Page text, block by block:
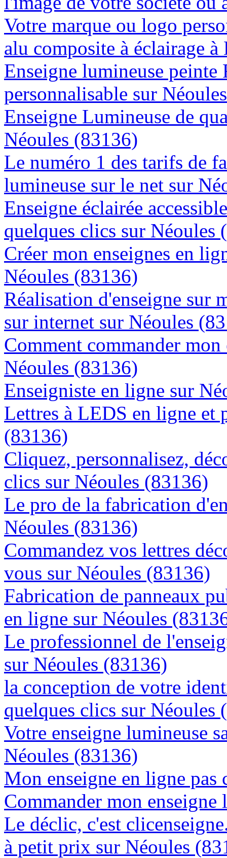
Votre marque ou logo
alu composite à éclairage
Enseigne lumineuse
personnalisable sur
Enseigne Lumineuse de
Néoules (83136)
Le numéro 1 des tarifs de
lumineuse sur le net sur
Enseigne éclairée
quelques clics sur Néoules
Créer mon enseignes en
Néoules (83136)
Réalisation d'enseigne sur
sur internet sur Néoules
Comment commander
Néoules (83136)
Enseigniste en ligne sur
Lettres à LEDS en ligne et
(83136)
Cliquez, personnalisez,
clics sur Néoules (83136)
Le pro de la fabrication
Néoules (83136)
Commandez vos lettres
vous sur Néoules (83136)
Fabrication de panneaux
en ligne sur Néoules
Le professionnel de
sur Néoules (83136)
la conception de votre
quelques clics sur Néoules
Votre enseigne lumineuse
Néoules (83136)
Mon enseigne en ligne pas
Commander mon
Le déclic, c'est
à petit prix sur Néoules